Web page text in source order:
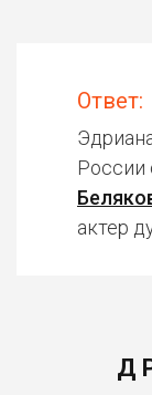
Ответ:
России
актер